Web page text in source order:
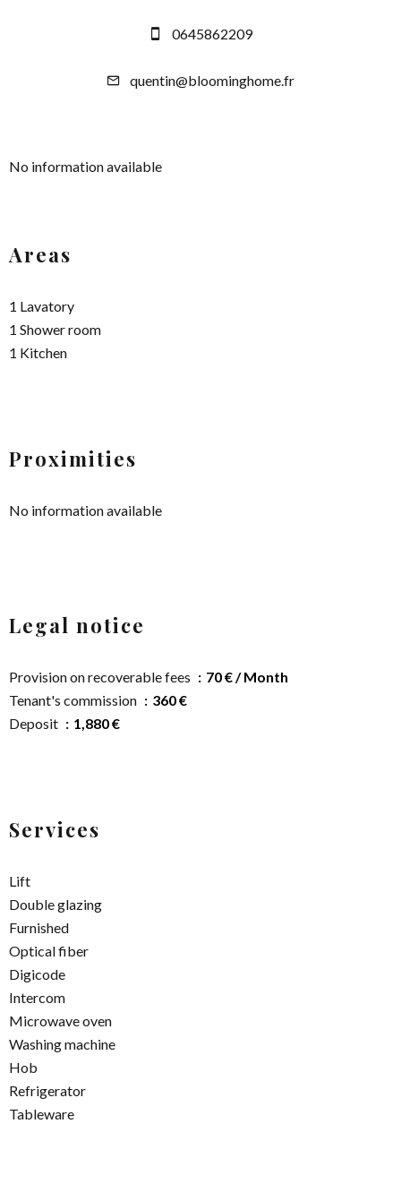
0645862209
quentin@bloominghome.fr
No information available
Areas
1 Lavatory
1 Shower room
1 Kitchen
Proximities
No information available
Legal notice
Provision on recoverable fees
70 € / Month
Tenant's commission
360 €
Deposit
1,880 €
Services
Lift
Double glazing
Furnished
Optical fiber
Digicode
Intercom
Microwave oven
Washing machine
Hob
Refrigerator
Tableware